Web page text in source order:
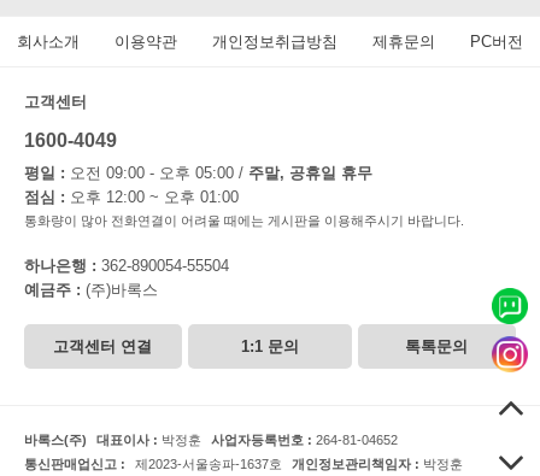
회사소개 이용약관 개인정보취급방침 제휴문의 PC버전
고객센터
1600-4049
평일 : 오전 09:00 - 오후 05:00 / 주말, 공휴일 휴무
점심 : 오후 12:00 ~ 오후 01:00
통화량이 많아 전화연결이 어려울 때에는 게시판을 이용해주시기 바랍니다.
하나은행 : 362-890054-55504
예금주 : (주)바록스
고객센터 연결 1:1 문의 톡톡문의
바록스(주) 대표이사 : 박정훈 사업자등록번호 : 264-81-04652
통신판매업신고 :
제2023-서울송파-1637호 개인정보관리책임자 : 박정훈